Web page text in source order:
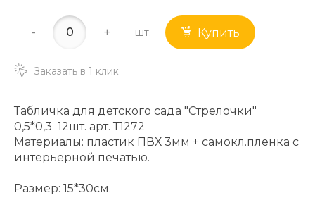
- + шт. Купить
Заказать в 1 клик
Табличка для детского сада "Стрелочки"
0,5*0,3 12шт. арт. Т1272
Материалы: пластик ПВХ 3мм + самокл.пленка с
интерьерной печатью.
Размер: 15*30см.